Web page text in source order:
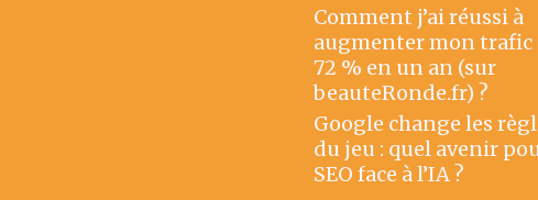
Comment j’ai réussi à
augmenter mon trafic
72 % en un an (sur
beauteRonde.fr) ?
Google change les
du jeu : quel avenir
SEO face à l’IA ?